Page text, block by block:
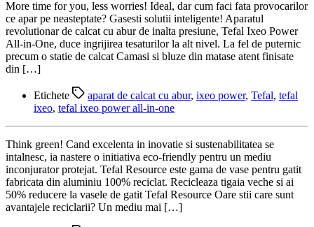
More time for you, less worries! Ideal, dar cum faci fata provocarilor
ce apar pe neasteptate? Gasesti solutii inteligente! Aparatul
revolutionar de calcat cu abur de inalta presiune, Tefal Ixeo Power
All-in-One, duce ingrijirea tesaturilor la alt nivel. La fel de puternic
precum o statie de calcat Camasi si bluze din matase atent finisate
din […]
Etichete aparat de calcat cu abur, ixeo power, Tefal, tefal
ixeo, tefal ixeo power all-in-one
Think green! Cand excelenta in inovatie si sustenabilitatea se
intalnesc, ia nastere o initiativa eco-friendly pentru un mediu
inconjurator protejat. Tefal Resource este gama de vase pentru gatit
fabricata din aluminiu 100% reciclat. Recicleaza tigaia veche si ai
50% reducere la vasele de gatit Tefal Resource Oare stii care sunt
avantajele reciclarii? Un mediu mai […]